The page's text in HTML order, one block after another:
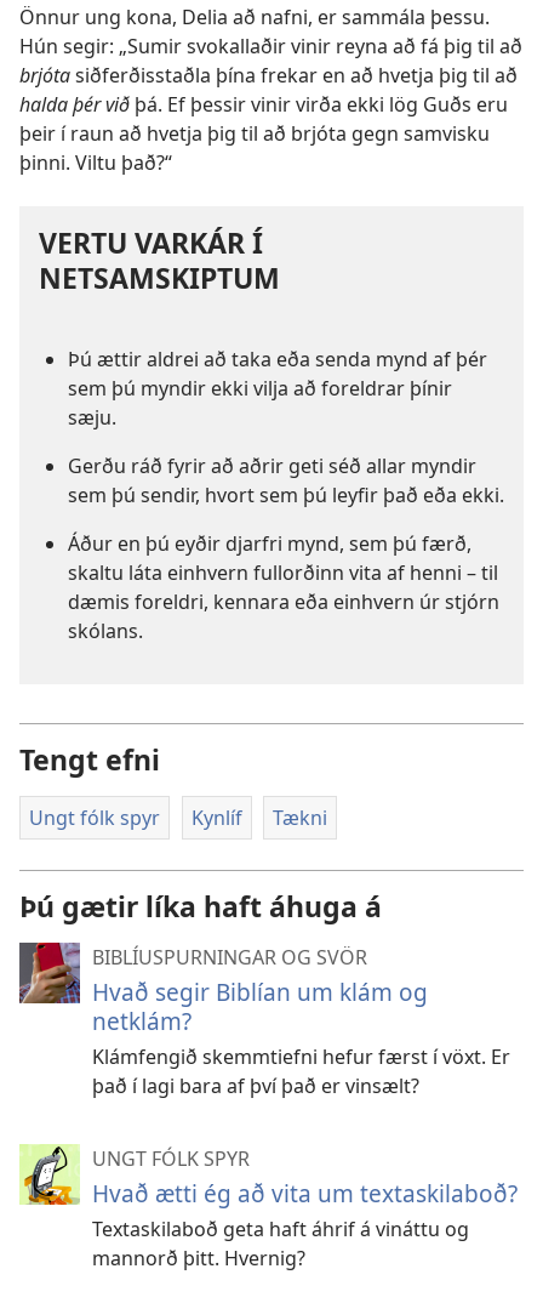
Önnur ung kona, Delia að nafni, er sammála þessu.
Hún segir: „Sumir svokallaðir vinir reyna að fá þig til að
brjótasiðferðisstaðla þína frekar en að hvetja þig til að
halda þér við þá. Ef þessir vinir virða ekki lög Guðs eru
þeir í raun að hvetja þig til að brjóta gegn samvisku
þinni. Viltu það?“
VERTU VARKÁR Í
NETSAMSKIPTUM
Þú ættir aldrei að taka eða senda mynd af þér
sem þú myndir ekki vilja að foreldrar þínir
sæju.
Gerðu ráð fyrir að aðrir geti séð allar myndir
sem þú sendir, hvort sem þú leyfir það eða ekki.
Áður en þú eyðir djarfri mynd, sem þú færð,
skaltu láta einhvern fullorðinn vita af henni – til
dæmis foreldri, kennara eða einhvern úr stjórn
skólans.
Tengt efni
Ungt fólk spyr Kynlíf Tækni
Þú gætir líka haft áhuga á
BIBLÍUSPURNINGAR OG SVÖR
Hvað segir Biblían um klám og
netklám?
Klámfengið skemmtiefni hefur færst í vöxt. Er
það í lagi bara af því það er vinsælt?
UNGT FÓLK SPYR
Hvað ætti ég að vita um textaskilaboð?
Textaskilaboð geta haft áhrif á vináttu og
mannorð þitt. Hvernig?